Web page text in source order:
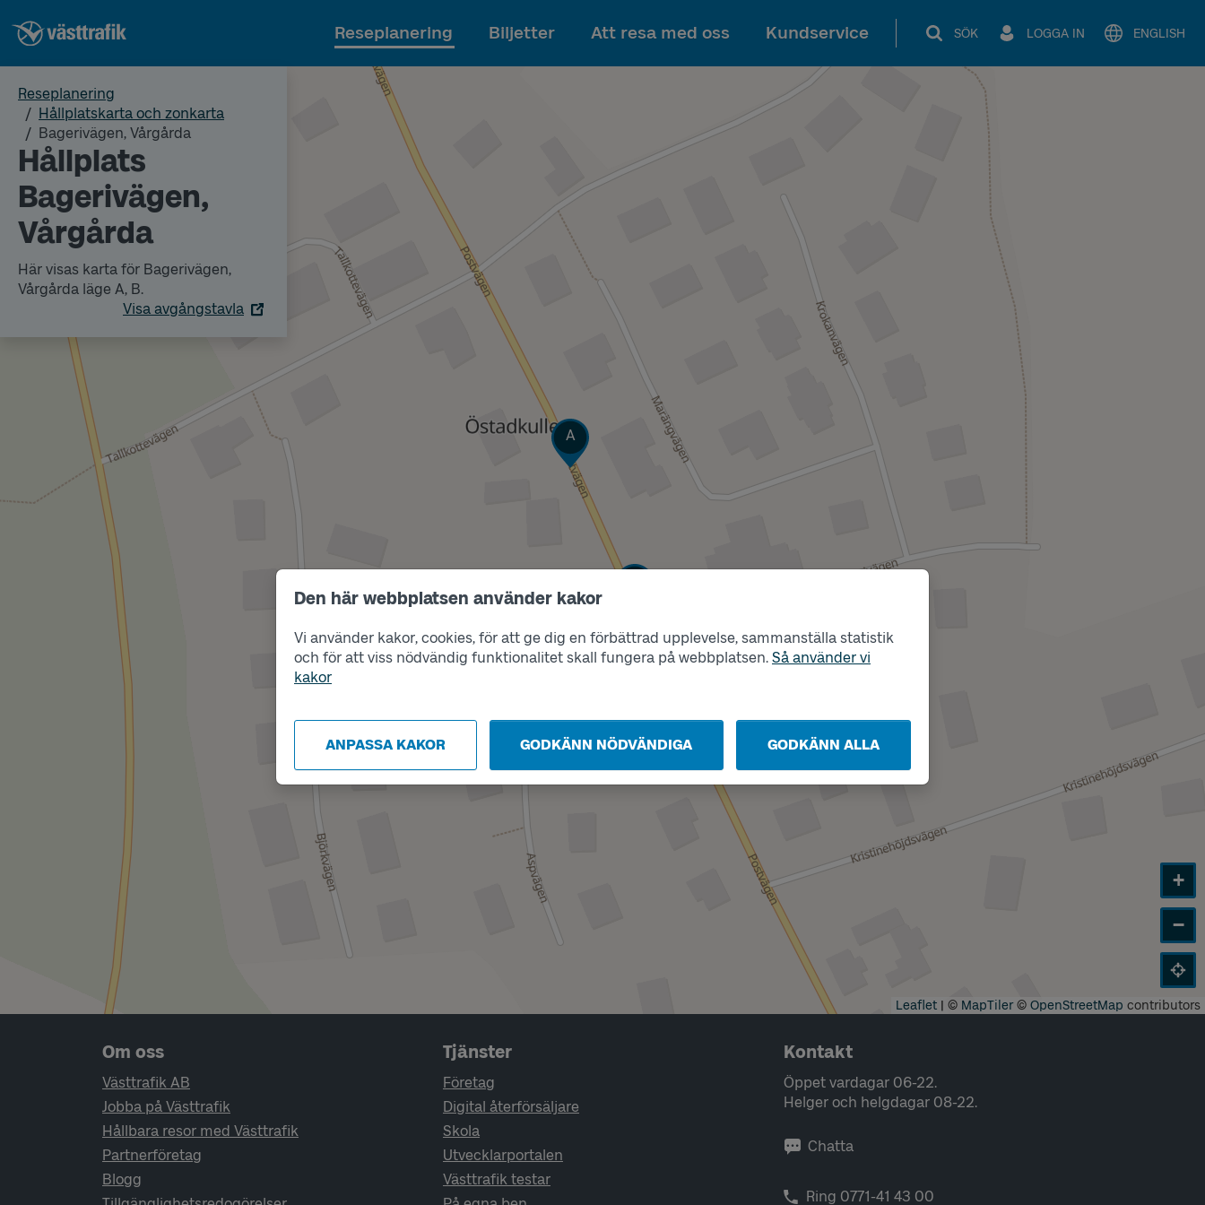
Den här webbplatsen använder kakor
Vi använder kakor, cookies, för att ge dig en förbättrad upplevelse, sammanställa statistik
och för att viss nödvändig funktionalitet skall fungera på webbplatsen. Så använder vi
kakor
ANPASSA KAKOR GODKÄNN NÖDVÄNDIGA GODKÄNN ALLA
Till innehållet
Reseplanering Biljetter Att resa med oss Kundservice SÖK LOGGA IN ENGLISH
Reseplanering
Hållplatskarta och zonkarta
Bagerivägen, Vårgårda
Hållplats
Bagerivägen,
Vårgårda
Här visas karta för Bagerivägen,
Vårgårda läge A, B.
Visa avgångstavla
Läge
A
Läge
+
−
Leaflet | © MapTiler© OpenStreetMap contributors
Sidfotsnavigering
Om oss
Västtrafik AB
Jobba på Västtrafik
Hållbara resor med Västtrafik
Partnerföretag
Blogg
Tjänster
Företag
Digital återförsäljare
Skola
Utvecklarportalen
Västtrafik testar
Kontakt
Öppet vardagar 06-22.
Helger och helgdagar 08-22.
Chatta
Ring 0771-41 43 00